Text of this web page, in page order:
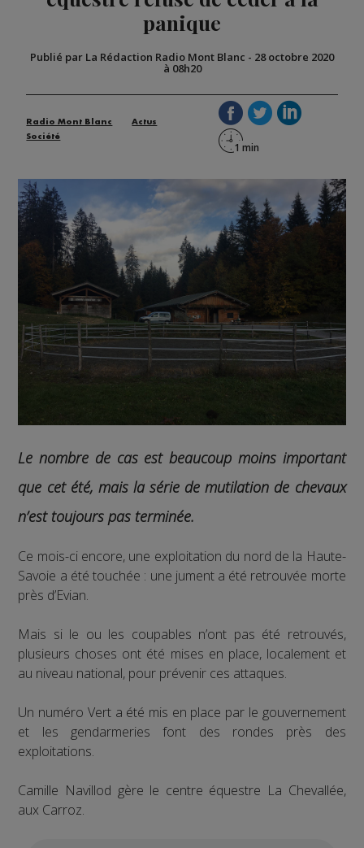
panique
Publié par La Rédaction Radio Mont Blanc - 28 octobre 2020
à 08h20
Radio Mont Blanc
Actus
Société
Le nombre de cas est beaucoup moins important
que cet été, mais la série de mutilation de chevaux
n’est toujours pas terminée.
Ce mois-ci encore, une exploitation du nord de la Haute-
Savoie a été touchée : une jument a été retrouvée morte
près d’Evian.
Mais si le ou les coupables n’ont pas été retrouvés,
plusieurs choses ont été mises en place, localement et
au niveau national, pour prévenir ces attaques.
Un numéro Vert a été mis en place par le gouvernement
et les gendarmeries font des rondes près des
exploitations.
Camille Navillod gère le centre équestre La Chevallée,
aux Carroz.